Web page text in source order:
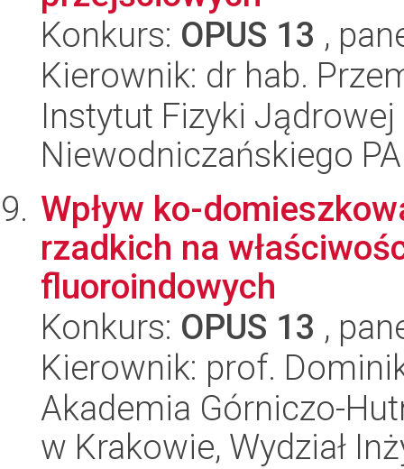
Konkurs: OPUS 13 ,
Kierownik: dr hab.
Instytut Fizyki
Niewodniczańskiego
Wpływ ko-
rzadkich na
fluoroindowych
Konkurs: OPUS 13 ,
Kierownik: prof.
Akademia Górniczo-
w Krakowie, Wydział